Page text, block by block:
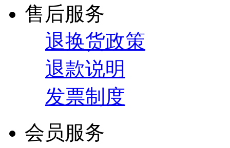
售后服务
退换货政策
退款说明
发票制度
会员服务